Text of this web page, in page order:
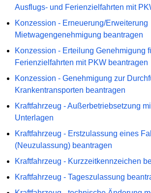
Ausflugs- und Ferienzielfahrten mit
Konzession - Erneuerung/Erweiterung
Mietwagengenehmigung beantragen
Konzession - Erteilung Genehmigung
Ferienzielfahrten mit PKW beantragen
Konzession - Genehmigung zur
Krankentransporten beantragen
Kraftfahrzeug - Außerbetriebsetzung
Unterlagen
Kraftfahrzeug - Erstzulassung eines
(Neuzulassung) beantragen
Kraftfahrzeug - Kurzzeitkennzeichen
Kraftfahrzeug - Tageszulassung